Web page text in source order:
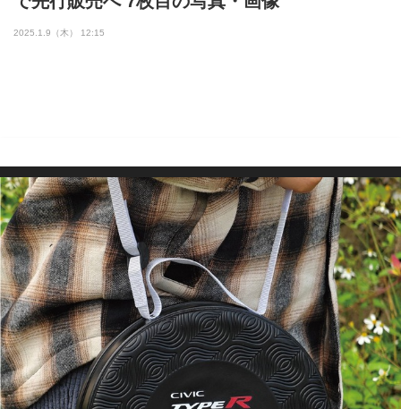
2025.1.9（木） 12:15